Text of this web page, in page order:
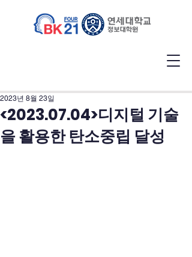
<2023.07.04>디지털 기술
을 활용한 탄소중립 달성
2023년 8월 23일